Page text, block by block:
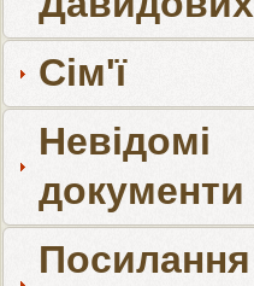
Сім'ї
Невідомі
документи
Посилання